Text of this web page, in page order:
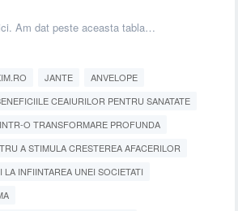
Am dat peste aceasta tabla…
JANTE
ANVELOPE
CEAIURILOR PENTRU SANATATE
O TRANSFORMARE PROFUNDA
A STIMULA CRESTEREA AFACERILOR
INFIINTAREA UNEI SOCIETATI